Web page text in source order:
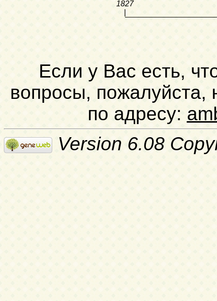
1827
Если у Вас есть,
вопросы, пожалуйста,
по адресу:
Version 6.08